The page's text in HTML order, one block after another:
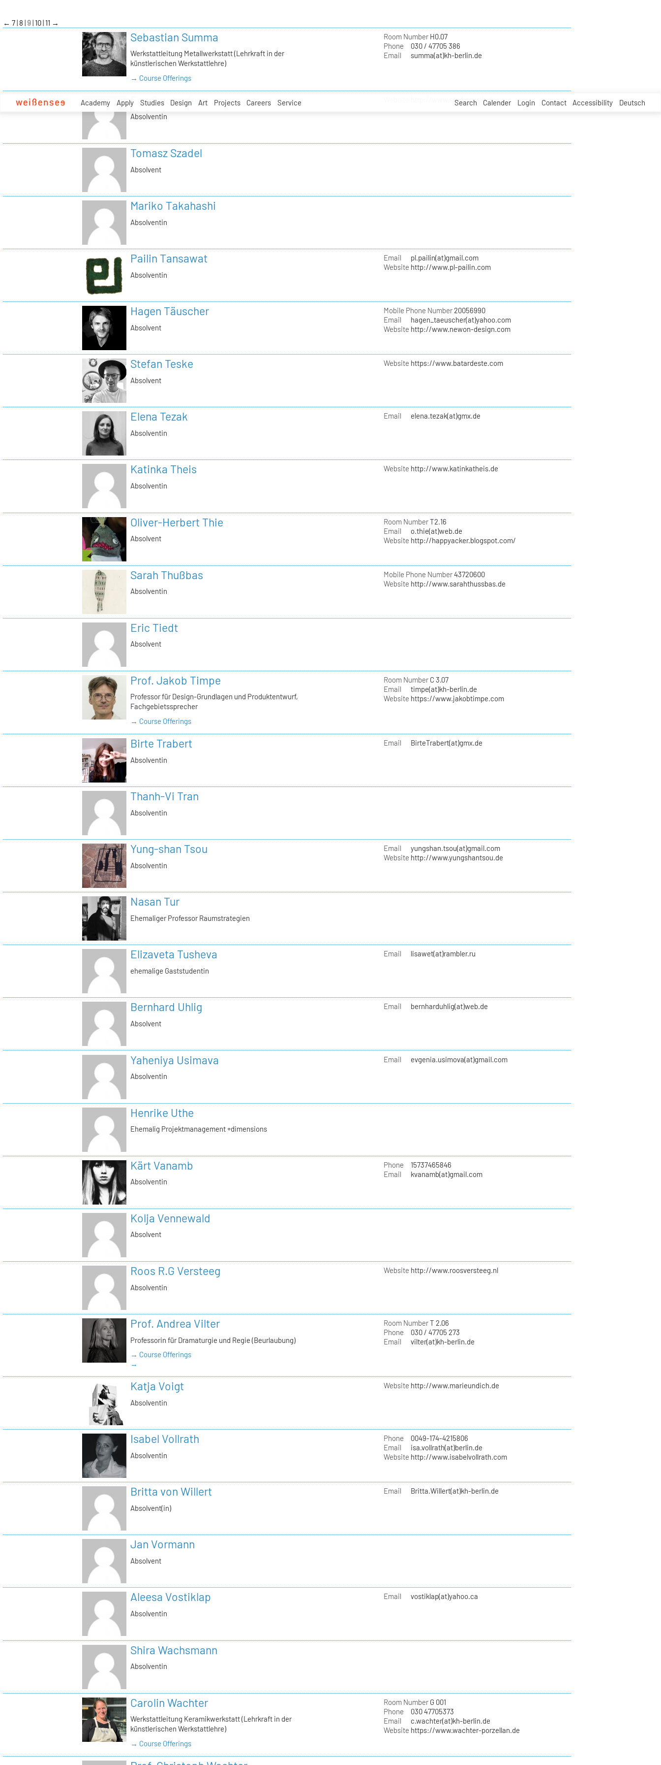
Academy Apply Studies Design Art Projects Careers Service Search Calender Login Contact Accessibility Deutsch
← 7 8 9 10 11 →
Sebastian Summa
Werkstattleitung Metallwerkstatt (Lehrkraft in der
künstlerischen Werkstattlehre)
→ Course Offerings
Room NumberH0.07
Phone
030 / 47705 386
Email
summa(at)kh-berlin.de
Eva Swoboda
Absolventin
http://www.studioswob.de
Tomasz Szadel
Absolvent
Mariko Takahashi
Absolventin
Pailin Tansawat
Absolventin
Email
pl.pailin(at)gmail.com
Website http://www.pl-pailin.com
Hagen Täuscher
Absolvent
Mobile Phone Number20056990
Email
hagen_taeuscher(at)yahoo.com
Website http://www.newon-design.com
Stefan Teske
Absolvent
Website https://www.batardeste.com
Elena Tezak
Absolventin
Email elena.tezak(at)gmx.de
Katinka Theis
Absolventin
Website http://www.katinkatheis.de
Oliver-Herbert Thie
Absolvent
Room NumberT2.16
Email
o.thie(at)web.de
Website http://happyacker.blogspot.com/
Sarah Thußbas
Absolventin
Mobile Phone Number43720600
Website http://www.sarahthussbas.de
Eric Tiedt
Absolvent
Prof. Jakob Timpe
Professor für Design-Grundlagen und Produktentwurf,
Fachgebietssprecher
→ Course Offerings
Room NumberC 3.07
Email
timpe(at)kh-berlin.de
Website https://www.jakobtimpe.com
Birte Trabert
Absolventin
Email BirteTrabert(at)gmx.de
Thanh-Vi Tran
Absolventin
Yung-shan Tsou
Absolventin
Email
yungshan.tsou(at)gmail.com
Website http://www.yungshantsou.de
Nasan Tur
Ehemaliger Professor Raumstrategien
Elizaveta Tusheva
ehemalige Gaststudentin
Email lisawet(at)rambler.ru
Bernhard Uhlig
Absolvent
Email bernharduhlig(at)web.de
Yaheniya Usimava
Absolventin
Email evgenia.usimova(at)gmail.com
Henrike Uthe
Ehemalig Projektmanagement +dimensions
Kärt Vanamb
Absolventin
Phone
15737465846
Email
kvanamb(at)gmail.com
Kolja Vennewald
Absolvent
Roos R.G Versteeg
Absolventin
Website http://www.roosversteeg.nl
Prof. Andrea Vilter
Professorin für Dramaturgie und Regie (Beurlaubung)
→ Course Offerings
→
Room NumberT 2.06
Phone
030 / 47705 273
Email
vilter(at)kh-berlin.de
Katja Voigt
Absolventin
Website http://www.marieundich.de
Isabel Vollrath
Absolventin
Phone
0049-174-4215806
Email
isa.vollrath(at)berlin.de
Website http://www.isabelvollrath.com
Britta von Willert
Absolvent(in)
Email Britta.Willert(at)kh-berlin.de
Jan Vormann
Absolvent
Aleesa Vostiklap
Absolventin
Email vostiklap(at)yahoo.ca
Shira Wachsmann
Absolventin
Carolin Wachter
Werkstattleitung Keramikwerkstatt (Lehrkraft in der
künstlerischen Werkstattlehre)
→ Course Offerings
Room NumberG 001
Phone
030 47705373
Email
c.wachter(at)kh-berlin.de
Website https://www.wachter-porzellan.de